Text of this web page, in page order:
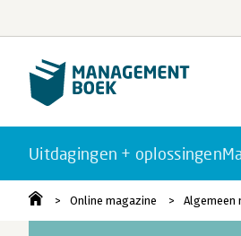
Uitdagingen + oplossingen
Online magazine Algemeen